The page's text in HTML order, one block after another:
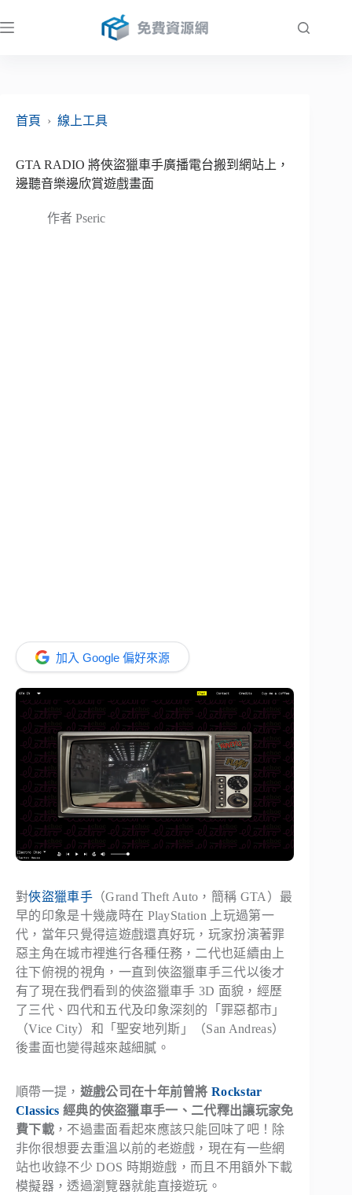
至
首頁
› 線上工具
GTA RADIO 將俠盜獵車手廣播電台搬到網站上，
邊聽音樂邊欣賞遊戲畫面
作者 Pseric
加入 Google 偏好來源
對俠盜獵車手（Grand Theft Auto，簡稱 GTA）最
早的印象是十幾歲時在 PlayStation 上玩過第一
代，當年只覺得這遊戲還真好玩，玩家扮演著罪
惡主角在城市裡進行各種任務，二代也延續由上
往下俯視的視角，一直到俠盜獵車手三代以後才
有了現在我們看到的俠盜獵車手 3D 面貌，經歷
了三代、四代和五代及印象深刻的「罪惡都市」
（Vice City）和「聖安地列斯」（San Andreas）
後畫面也變得越來越細膩。
順帶一提， 遊戲公司在十年前曾將Rockstar
Classics 經典的俠盜獵車手一、二代釋出讓玩家免
費下載，不過畫面看起來應該只能回味了吧！除
非你很想要去重溫以前的老遊戲，現在有一些網
站也收錄不少 DOS 時期遊戲，而且不用額外下載
模擬器，透過瀏覽器就能直接遊玩。